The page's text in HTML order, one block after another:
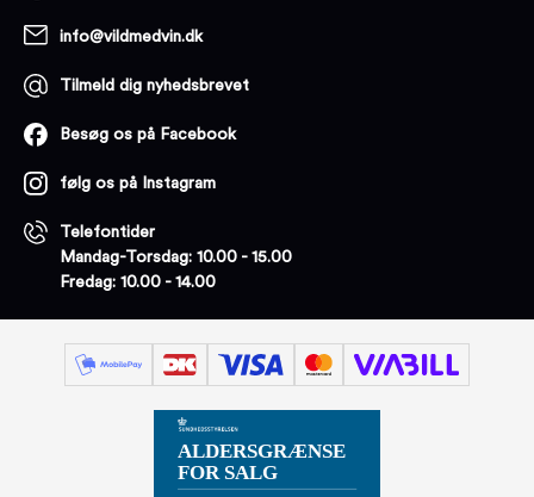
info@vildmedvin.dk
Tilmeld dig nyhedsbrevet
Besøg os på Facebook
følg os på Instagram
Telefontider
Mandag-Torsdag: 10.00 - 15.00
Fredag: 10.00 - 14.00